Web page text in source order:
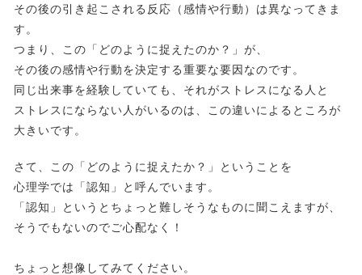
その後の引き起こされる反応（感情や行動）は異なってきま
す。
つまり、この「どのように捉えたのか？」が、
その後の感情や行動を決定する重要な要因なのです。
同じ出来事を経験していても、それがストレスになる人と
ストレスにならない人がいるのは、この違いによるところが
大きいです。
さて、この「どのように捉えたか？」ということを
心理学では「認知」と呼んでいます。
「認知」というとちょっと難しそうなものに聞こえますが、
そうでもないのでご心配なく！
ちょっと想像してみてください。